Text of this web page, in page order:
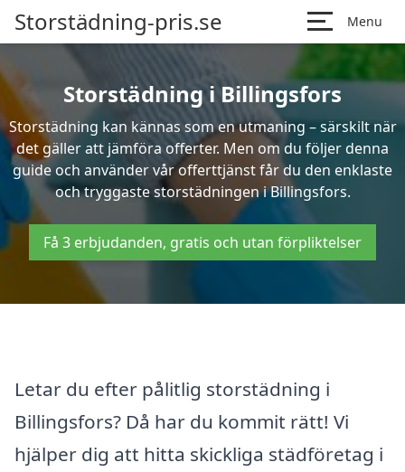
Storstädning-pris.se Menu
Storstädning i Billingsfors
Storstädning kan kännas som en utmaning – särskilt när
det gäller att jämföra offerter. Men om du följer denna
guide och använder vår offerttjänst får du den enklaste
och tryggaste storstädningen i Billingsfors.
Få 3 erbjudanden, gratis och utan förpliktelser
Letar du efter pålitlig storstädning i
Billingsfors? Då har du kommit rätt! Vi
hjälper dig att hitta skickliga städföretag i